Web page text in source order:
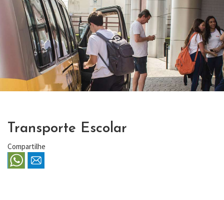
Transporte Escolar
Compartilhe